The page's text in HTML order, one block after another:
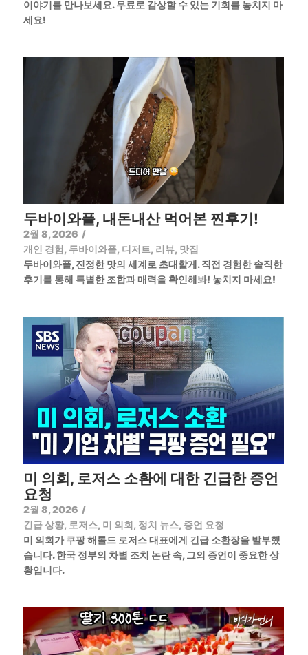
이야기를 만나보세요. 무료로 감상할 수 있는 기회를 놓치지 마
세요!
두바이와플, 내돈내산 먹어본 찐후기!
2월 8, 2026 /
개인 경험, 두바이와플, 디저트, 리뷰, 맛집
두바이와플, 진정한 맛의 세계로 초대할게. 직접 경험한 솔직한
후기를 통해 특별한 조합과 매력을 확인해봐! 놓치지 마세요!
미 의회, 로저스 소환에 대한 긴급한 증언
요청
2월 8, 2026 /
긴급 상황, 로저스, 미 의회, 정치 뉴스, 증언 요청
미 의회가 쿠팡 해롤드 로저스 대표에게 긴급 소환장을 발부했
습니다. 한국 정부의 차별 조치 논란 속, 그의 증언이 중요한 상
황입니다.